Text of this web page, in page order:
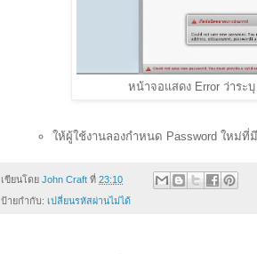
หน้าจอแสดง Error ว่าระ
ให้ผู้ใช้งานลองกำหนด Password ใหม่ที่
เขียนโดย John Craft ที่ 23:10
ป้ายกำกับ: เปลี่ยนรหัสผ่านไม่ได้